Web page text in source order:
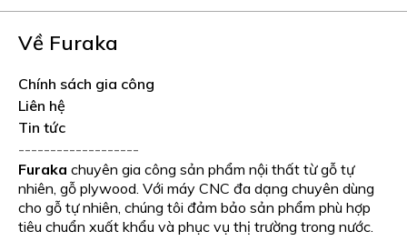
1,560,000₫.là:
860,000₫.là:
Về Furaka
Chính sách gia công
Liên hệ
Tin tức
-------------------
Furaka chuyên gia công sản phẩm nội thất từ gỗ tự
nhiên, gỗ plywood. Với máy CNC đa dạng chuyên dùng
cho gỗ tự nhiên, chúng tôi đảm bảo sản phẩm phù hợp
tiêu chuẩn xuất khẩu và phục vụ thị trường trong nước.